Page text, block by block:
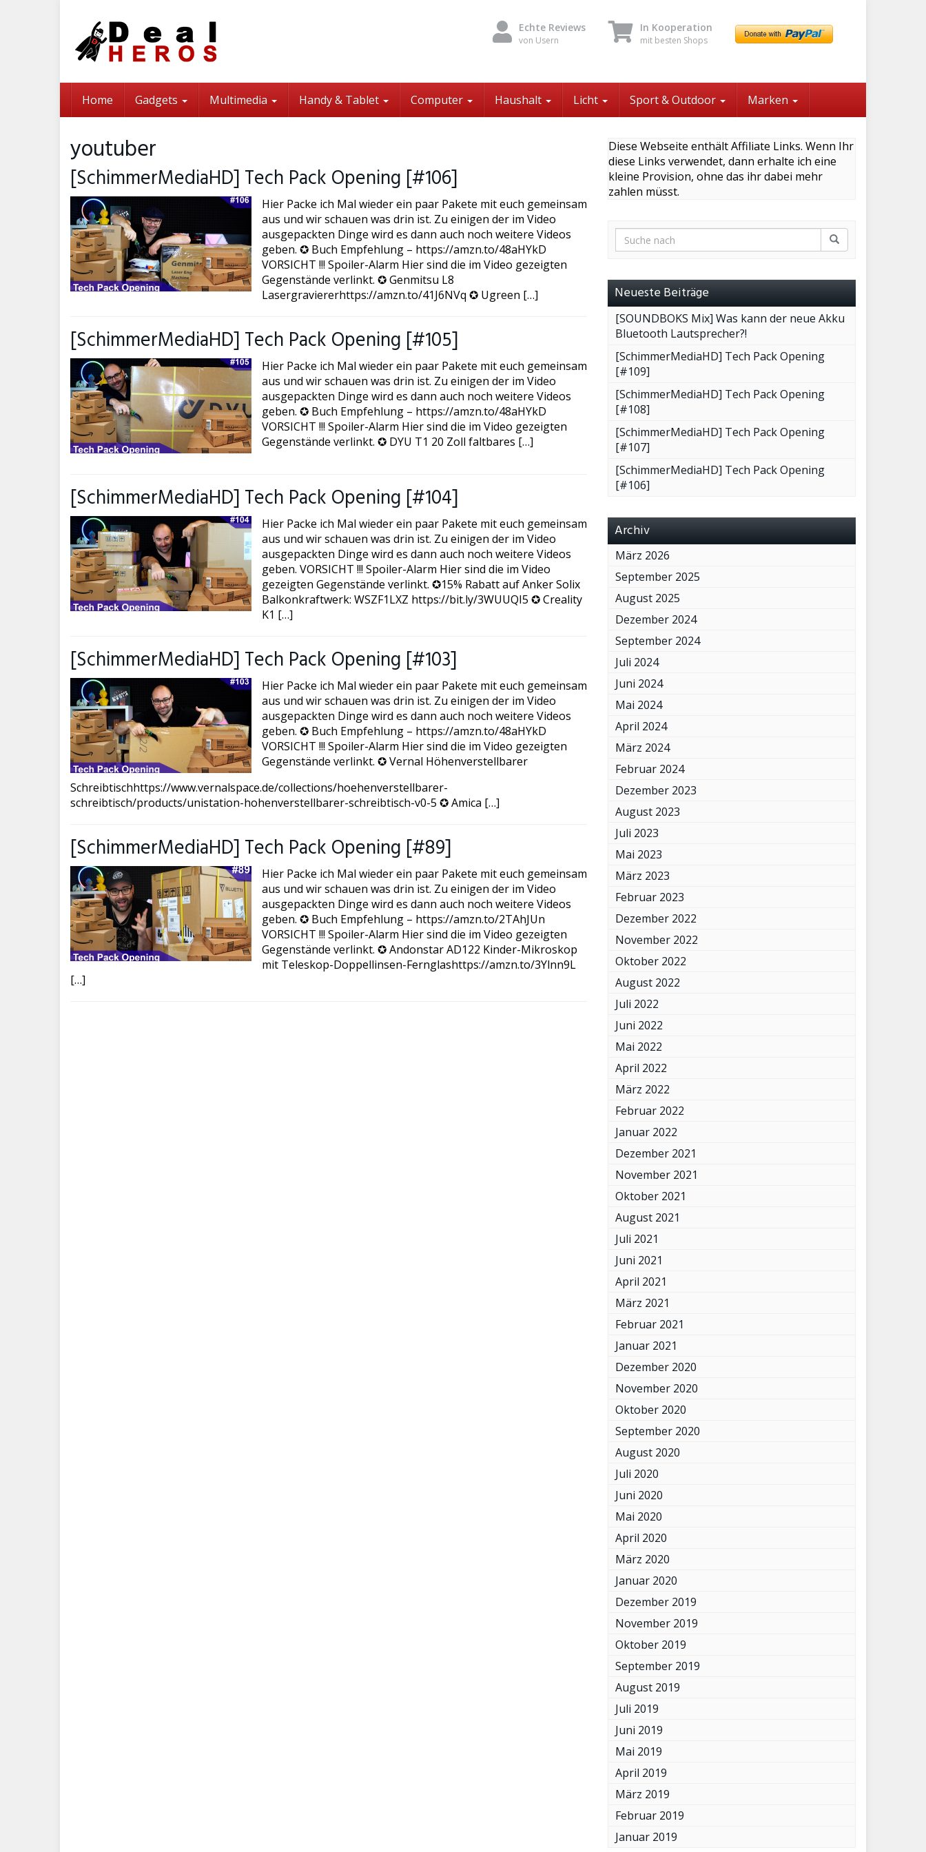
Echte Reviews
von Usern
In Kooperation
mit besten Shops
Home Gadgets Multimedia Handy & Tablet Computer Haushalt Licht Sport & Outdoor Marken
youtuber
[SchimmerMediaHD] Tech Pack Opening [#106]
Hier Packe ich Mal wieder ein paar Pakete mit euch gemeinsam
aus und wir schauen was drin ist. Zu einigen der im Video
ausgepackten Dinge wird es dann auch noch weitere Videos
geben. ✪ Buch Empfehlung – https://amzn.to/48aHYkD
VORSICHT !!! Spoiler-Alarm Hier sind die im Video gezeigten
Gegenstände verlinkt. ✪ Genmitsu L8
Lasergraviererhttps://amzn.to/41J6NVq ✪ Ugreen […]
[SchimmerMediaHD] Tech Pack Opening [#105]
Hier Packe ich Mal wieder ein paar Pakete mit euch gemeinsam
aus und wir schauen was drin ist. Zu einigen der im Video
ausgepackten Dinge wird es dann auch noch weitere Videos
geben. ✪ Buch Empfehlung – https://amzn.to/48aHYkD
VORSICHT !!! Spoiler-Alarm Hier sind die im Video gezeigten
Gegenstände verlinkt. ✪ DYU T1 20 Zoll faltbares […]
[SchimmerMediaHD] Tech Pack Opening [#104]
Hier Packe ich Mal wieder ein paar Pakete mit euch gemeinsam
aus und wir schauen was drin ist. Zu einigen der im Video
ausgepackten Dinge wird es dann auch noch weitere Videos
geben. VORSICHT !!! Spoiler-Alarm Hier sind die im Video
gezeigten Gegenstände verlinkt. ✪15% Rabatt auf Anker Solix
Balkonkraftwerk: WSZF1LXZ https://bit.ly/3WUUQI5 ✪ Creality
K1 […]
[SchimmerMediaHD] Tech Pack Opening [#103]
Hier Packe ich Mal wieder ein paar Pakete mit euch gemeinsam
aus und wir schauen was drin ist. Zu einigen der im Video
ausgepackten Dinge wird es dann auch noch weitere Videos
geben. ✪ Buch Empfehlung – https://amzn.to/48aHYkD
VORSICHT !!! Spoiler-Alarm Hier sind die im Video gezeigten
Gegenstände verlinkt. ✪ Vernal Höhenverstellbarer
Schreibtischhttps://www.vernalspace.de/collections/hoehenverstellbarer-
schreibtisch/products/unistation-hohenverstellbarer-schreibtisch-v0-5 ✪ Amica […]
[SchimmerMediaHD] Tech Pack Opening [#89]
Hier Packe ich Mal wieder ein paar Pakete mit euch gemeinsam
aus und wir schauen was drin ist. Zu einigen der im Video
ausgepackten Dinge wird es dann auch noch weitere Videos
geben. ✪ Buch Empfehlung – https://amzn.to/2TAhJUn
VORSICHT !!! Spoiler-Alarm Hier sind die im Video gezeigten
Gegenstände verlinkt. ✪ Andonstar AD122 Kinder-Mikroskop
mit Teleskop-Doppellinsen-Fernglashttps://amzn.to/3Ylnn9L
[…]
Diese Webseite enthält Affiliate Links. Wenn Ihr
diese Links verwendet, dann erhalte ich eine
kleine Provision, ohne das ihr dabei mehr
zahlen müsst.
Neueste Beiträge
[SOUNDBOKS Mix] Was kann der neue Akku
Bluetooth Lautsprecher?!
[SchimmerMediaHD] Tech Pack Opening
[#109]
[SchimmerMediaHD] Tech Pack Opening
[#108]
[SchimmerMediaHD] Tech Pack Opening
[#107]
[SchimmerMediaHD] Tech Pack Opening
[#106]
Archiv
März 2026
September 2025
August 2025
Dezember 2024
September 2024
Juli 2024
Juni 2024
Mai 2024
April 2024
März 2024
Februar 2024
Dezember 2023
August 2023
Juli 2023
Mai 2023
März 2023
Februar 2023
Dezember 2022
November 2022
Oktober 2022
August 2022
Juli 2022
Juni 2022
Mai 2022
April 2022
März 2022
Februar 2022
Januar 2022
Dezember 2021
November 2021
Oktober 2021
August 2021
Juli 2021
Juni 2021
April 2021
März 2021
Februar 2021
Januar 2021
Dezember 2020
November 2020
Oktober 2020
September 2020
August 2020
Juli 2020
Juni 2020
Mai 2020
April 2020
März 2020
Januar 2020
Dezember 2019
November 2019
Oktober 2019
September 2019
August 2019
Juli 2019
Juni 2019
Mai 2019
April 2019
März 2019
Februar 2019
Januar 2019